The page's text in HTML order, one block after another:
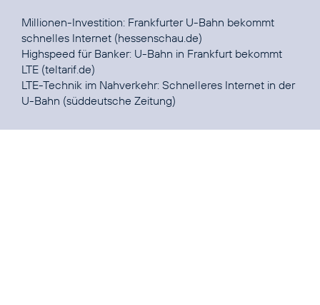
Millionen-Investition: Frankfurter U-Bahn bekommt
schnelles Internet (hessenschau.de)
Highspeed für Banker: U-Bahn in Frankfurt bekommt
LTE (teltarif.de)
LTE-Technik im Nahverkehr: Schnelleres Internet in der
U-Bahn (süddeutsche Zeitung)